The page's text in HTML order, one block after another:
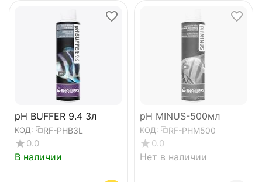
pH BUFFER 9.4 3л
КОД: RF-PHB3L
0.0
В наличии
pH MINUS-500мл
КОД: RF-PHM500
0.0
Нет в наличии